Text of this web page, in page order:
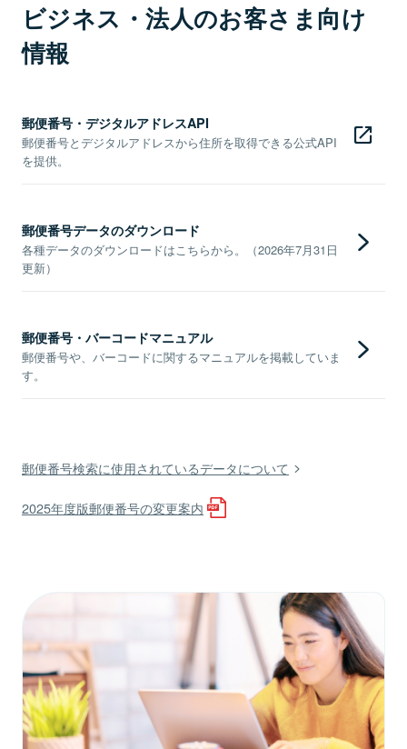
ビジネス・法人のお客さま向け
情報
郵便番号・デジタルアドレスAPI
郵便番号とデジタルアドレスから住所を取得できる公式API
を提供。
郵便番号データのダウンロード
各種データのダウンロードはこちらから。（2026年7月31日
更新）
郵便番号・バーコードマニュアル
郵便番号や、バーコードに関するマニュアルを掲載していま
す。
郵便番号検索に使用されているデータについて
2025年度版郵便番号の変更案内